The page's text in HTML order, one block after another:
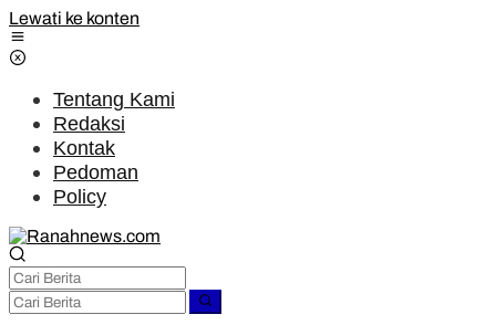
Lewati ke konten
Tentang Kami
Redaksi
Kontak
Pedoman
Policy